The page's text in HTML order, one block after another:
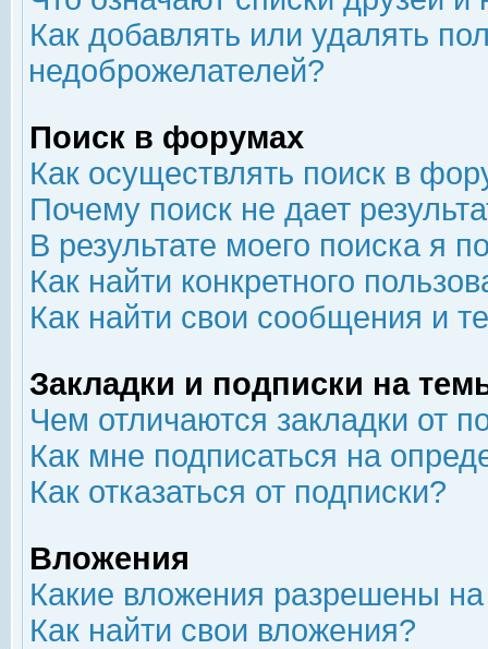
Как добавлять или удалять
недоброжелателей?
Поиск в форумах
Как осуществлять поиск в
Почему поиск не дает
В результате моего поиска я
Как найти конкретного
Как найти свои сообщения и
Закладки и подписки на
Чем отличаются закладки от
Как мне подписаться на
Как отказаться от подписки?
Вложения
Какие вложения разрешены
Как найти свои вложения?